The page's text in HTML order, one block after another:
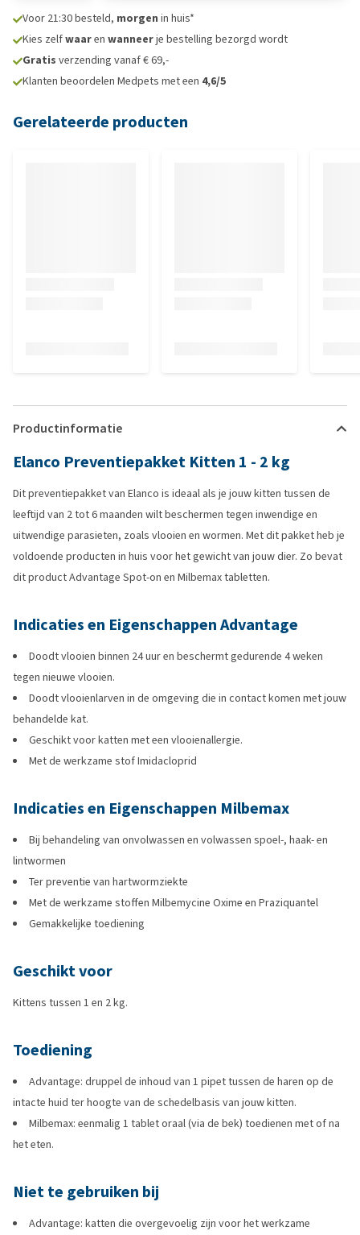
Voor 21:30 besteld, morgen in huis*
Kies zelfwaaren wanneerje bestelling bezorgd wordt
Gratis verzending vanaf € 69,-
Klanten beoordelen Medpets met een 4,6/5
Gerelateerde producten
Productinformatie
Elanco Preventiepakket Kitten 1 - 2 kg
Dit preventiepakket van Elanco is ideaal als je jouw kitten tussen de
leeftijd van 2 tot 6 maanden wilt beschermen tegen inwendige en
uitwendige parasieten, zoals vlooien en wormen. Met dit pakket heb je
voldoende producten in huis voor het gewicht van jouw dier. Zo bevat
dit product Advantage Spot-on en Milbemax tabletten.
Indicaties en Eigenschappen Advantage
Doodt vlooien binnen 24 uur en beschermt gedurende 4 weken
tegen nieuwe vlooien.
Doodt vlooienlarven in de omgeving die in contact komen met jouw
behandelde kat.
Geschikt voor katten met een vlooienallergie.
Met de werkzame stof Imidacloprid
Indicaties en Eigenschappen Milbemax
Bij behandeling van onvolwassen en volwassen spoel-, haak- en
lintwormen
Ter preventie van hartwormziekte
Met de werkzame stoffen Milbemycine Oxime en Praziquantel
Gemakkelijke toediening
Geschikt voor
Kittens tussen 1 en 2 kg.
Toediening
Advantage: druppel de inhoud van 1 pipet tussen de haren op de
intacte huid ter hoogte van de schedelbasis van jouw kitten.
Milbemax: eenmalig 1 tablet oraal (via de bek) toedienen met of na
het eten.
Niet te gebruiken bij
Advantage: katten die overgevoelig zijn voor het werkzame